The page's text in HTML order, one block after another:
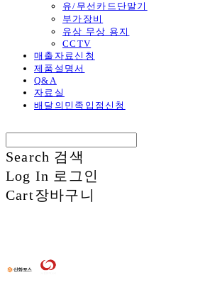
유/무선카드단말기
부가장비
유상 무상 용지
CCTV
매출자료신청
제품설명서
Q&A
자료실
배달의민족입점신청
Search 검색
Log In 로그인
Cart장바구니